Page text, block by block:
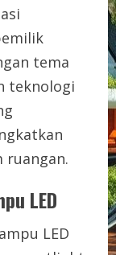
tema
teknologi
ruangan.
LED
LED